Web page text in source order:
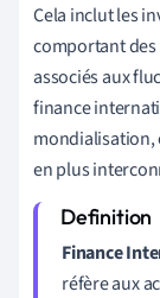
Cela inclut les
comportant des
associés aux
finance
mondialisation,
en plus
Finance
réfère aux